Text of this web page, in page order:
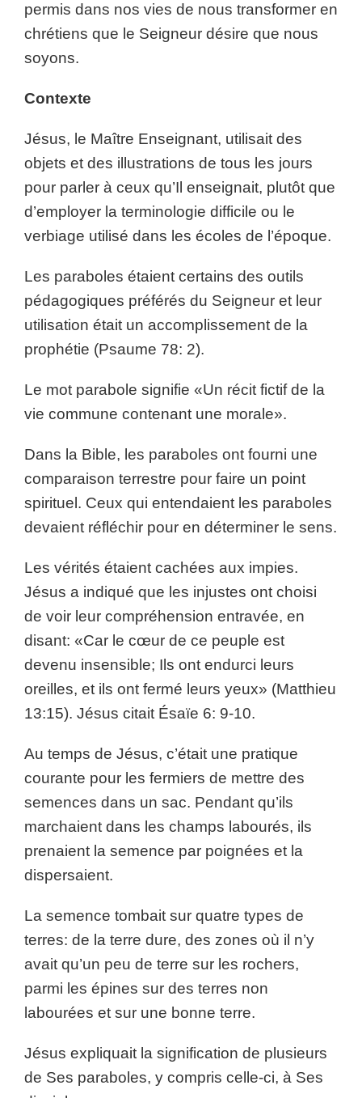
permis dans nos vies de nous transformer en
chrétiens que le Seigneur désire que nous
soyons.
Contexte
Jésus, le Maître Enseignant, utilisait des
objets et des illustrations de tous les jours
pour parler à ceux qu’Il enseignait, plutôt que
d’employer la terminologie difficile ou le
verbiage utilisé dans les écoles de l’époque.
Les paraboles étaient certains des outils
pédagogiques préférés du Seigneur et leur
utilisation était un accomplissement de la
prophétie (Psaume 78: 2).
Le mot parabole signifie «Un récit fictif de la
vie commune contenant une morale».
Dans la Bible, les paraboles ont fourni une
comparaison terrestre pour faire un point
spirituel. Ceux qui entendaient les paraboles
devaient réfléchir pour en déterminer le sens.
Les vérités étaient cachées aux impies.
Jésus a indiqué que les injustes ont choisi
de voir leur compréhension entravée, en
disant: «Car le cœur de ce peuple est
devenu insensible; Ils ont endurci leurs
oreilles, et ils ont fermé leurs yeux» (Matthieu
13:15). Jésus citait Ésaïe 6: 9-10.
Au temps de Jésus, c’était une pratique
courante pour les fermiers de mettre des
semences dans un sac. Pendant qu’ils
marchaient dans les champs labourés, ils
prenaient la semence par poignées et la
dispersaient.
La semence tombait sur quatre types de
terres: de la terre dure, des zones où il n’y
avait qu’un peu de terre sur les rochers,
parmi les épines sur des terres non
labourées et sur une bonne terre.
Jésus expliquait la signification de plusieurs
de Ses paraboles, y compris celle-ci, à Ses